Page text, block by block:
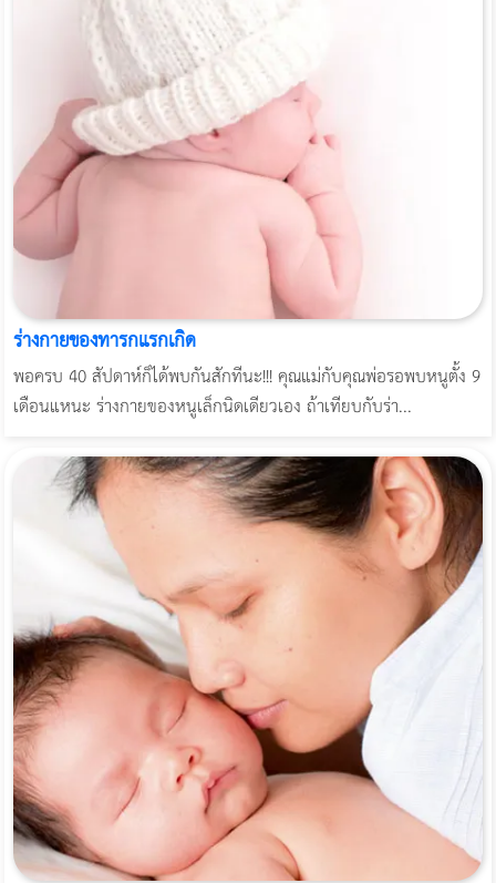
ร่างกายของทารกแรกเกิด
พอครบ 40 สัปดาห์ก็ได้พบกันสักทีนะ!!! คุณแม่กับคุณพ่อรอพบหนูตั้ง 9
เดือนแหนะ ร่างกายของหนูเล็กนิดเดียวเอง ถ้าเทียบกับร่า...